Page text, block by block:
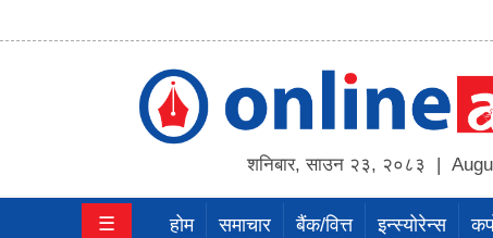
शनिबार,साउन २३, २०८३ |
बैंक/
☰ होम समाचार बैंक/वित्त इन्स्योरेन्स